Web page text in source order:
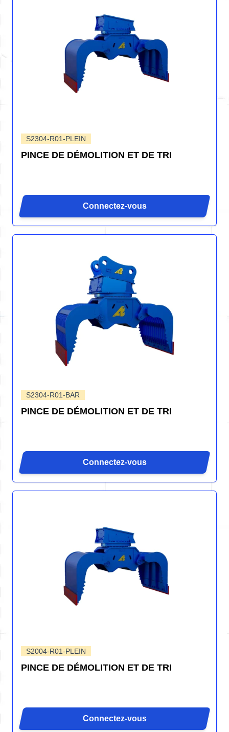
S2304-R01-PLEIN
PINCE DE DÉMOLITION ET DE TRI
Connectez-vous
S2304-R01-BAR
PINCE DE DÉMOLITION ET DE TRI
Connectez-vous
S2004-R01-PLEIN
PINCE DE DÉMOLITION ET DE TRI
Connectez-vous